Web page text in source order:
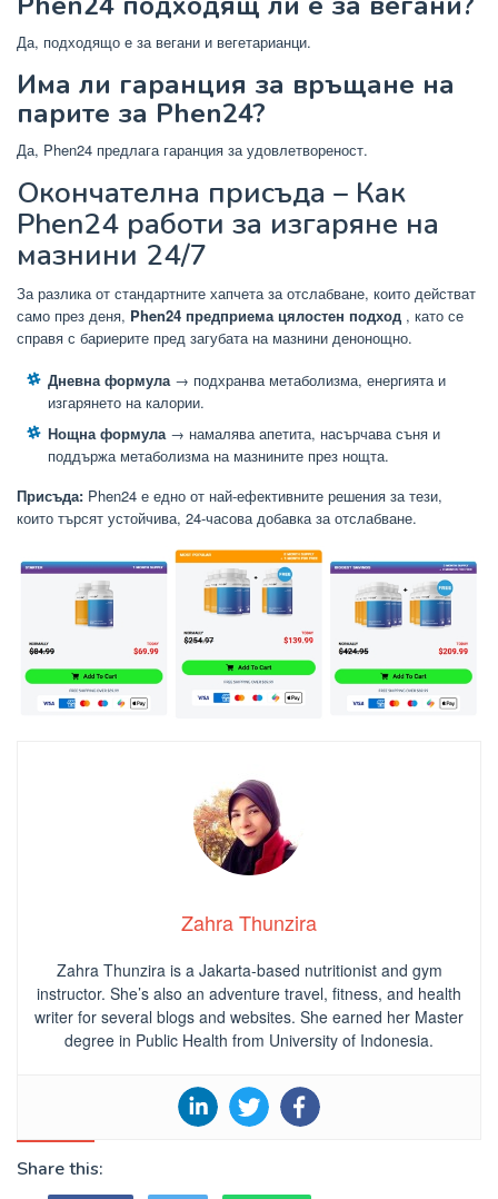
Да, подходящо е за вегани и вегетарианци.
Има ли гаранция за връщане на
парите за Phen24?
Да, Phen24 предлага гаранция за удовлетвореност.
Окончателна присъда – Как
Phen24 работи за изгаряне на
мазнини 24/7
За разлика от стандартните хапчета за отслабване, които действат
само през деня, Phen24 предприема цялостен подход , като се
справя с бариерите пред загубата на мазнини денонощно.
Дневна формула → подхранва метаболизма, енергията и
изгарянето на калории.
Нощна формула → намалява апетита, насърчава съня и
поддържа метаболизма на мазнините през нощта.
Присъда: Phen24 е едно от най-ефективните решения за тези,
които търсят устойчива, 24-часова добавка за отслабване.
Zahra Thunzira
Zahra Thunzira is a Jakarta-based nutritionist and gym
instructor. She’s also an adventure travel, fitness, and health
writer for several blogs and websites. She earned her Master
degree in Public Health from University of Indonesia.
Share this: